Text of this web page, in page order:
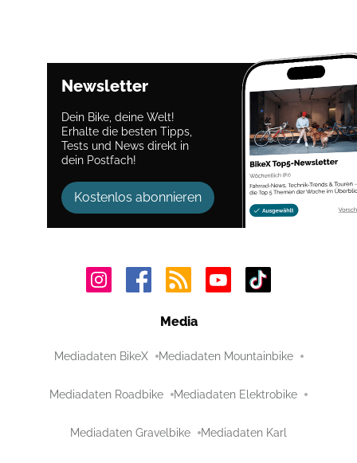
Newsletter
Dein Bike, deine Welt!
Erhalte die besten Tipps,
Tests und News direkt in
dein Postfach!
Kostenlos abonnieren
Media
Mediadaten BikeX Mediadaten Mountainbike
Mediadaten Roadbike Mediadaten Elektrobike
Mediadaten Gravelbike Mediadaten Karl